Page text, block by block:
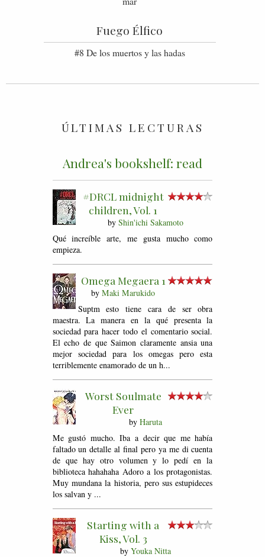
Fuego Élfico
#8 De los muertos y las hadas
ÚLTIMAS LECTURAS
Andrea's bookshelf: read
#DRCL midnight
children, Vol. 1
by Shin'ichi Sakamoto
Qué increíble arte, me gusta mucho como
empieza.
Omega Megaera 1
by Maki Marukido
Suptm esto tiene cara de ser obra
maestra. La manera en la qué presenta la
sociedad para hacer todo el comentario social.
El echo de que Saimon claramente ansia una
mejor sociedad para los omegas pero esta
terriblemente enamorado de un h...
Worst Soulmate
Ever
by Haruta
Me gustó mucho. Iba a decir que me había
faltado un detalle al final pero ya me di cuenta
de que hay otro volumen y lo pedí en la
biblioteca hahahaha Adoro a los protagonistas.
Muy mundana la historia, pero sus estupideces
los salvan y ...
Starting with a
Kiss, Vol. 3
by Youka Nitta